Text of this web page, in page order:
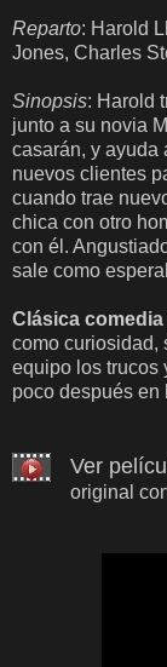
Reparto: Harold
Jones, Charles
Sinopsis: Harold
junto a su novia
casarán, y ayuda
nuevos clientes
cuando trae
chica con otro
con él.
sale como
Clásica
como curiosidad,
equipo los trucos
poco después en
Ver
original